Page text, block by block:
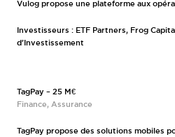
Vulog propose une plateforme aux
Investisseurs : ETF Partners, Frog
d’Investissement
TagPay – 25 M€
Finance, Assurance
TagPay propose des solutions mobiles